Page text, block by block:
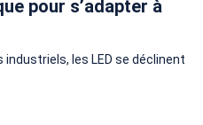
pour s’adapter à
les LED se déclinent